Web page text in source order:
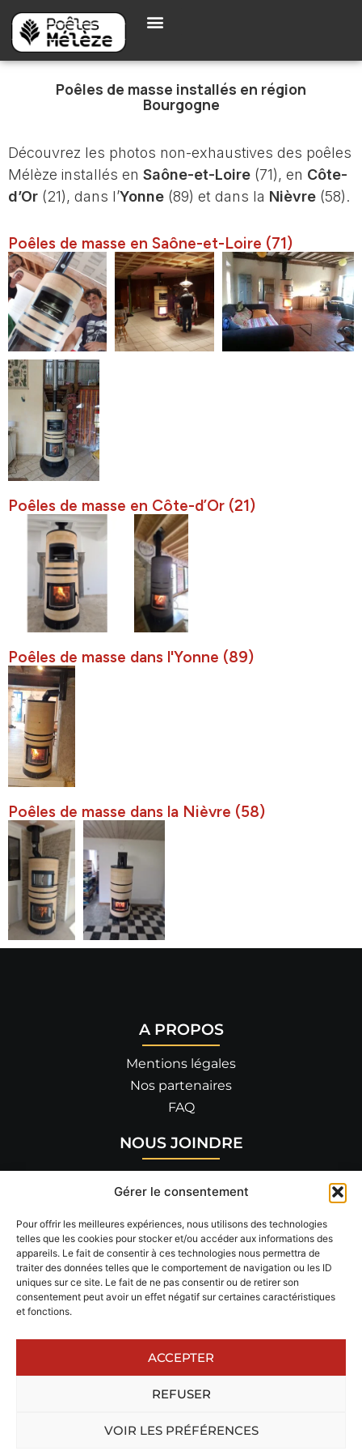
Gérer le consentement
Pour offrir les meilleures expériences, nous utilisons des technologies
telles que les cookies pour stocker et/ou accéder aux informations des
appareils. Le fait de consentir à ces technologies nous permettra de
traiter des données telles que le comportement de navigation ou les ID
uniques sur ce site. Le fait de ne pas consentir ou de retirer son
consentement peut avoir un effet négatif sur certaines caractéristiques
et fonctions.
ACCEPTER
REFUSER
VOIR LES PRÉFÉRENCES
Poêles de masse installés en région
Bourgogne
Découvrez les photos non-exhaustives des poêles
Mélèze installés en Saône-et-Loire (71), en Côte-
d’Or (21), dans l’Yonne (89) et dans la Nièvre (58).
Poêles de masse en Saône-et-Loire (71)
Poêles de masse en Côte-d’Or (21)
Poêles de masse dans l'Yonne (89)
Poêles de masse dans la Nièvre (58)
A PROPOS
Mentions légales
Nos partenaires
FAQ
NOUS JOINDRE
455 allée de Savoie
26300 BOURG-DE-PÉAGE
04 75 90 14 82
RÉSEAUX SOCIAUX
Suivez-nous !